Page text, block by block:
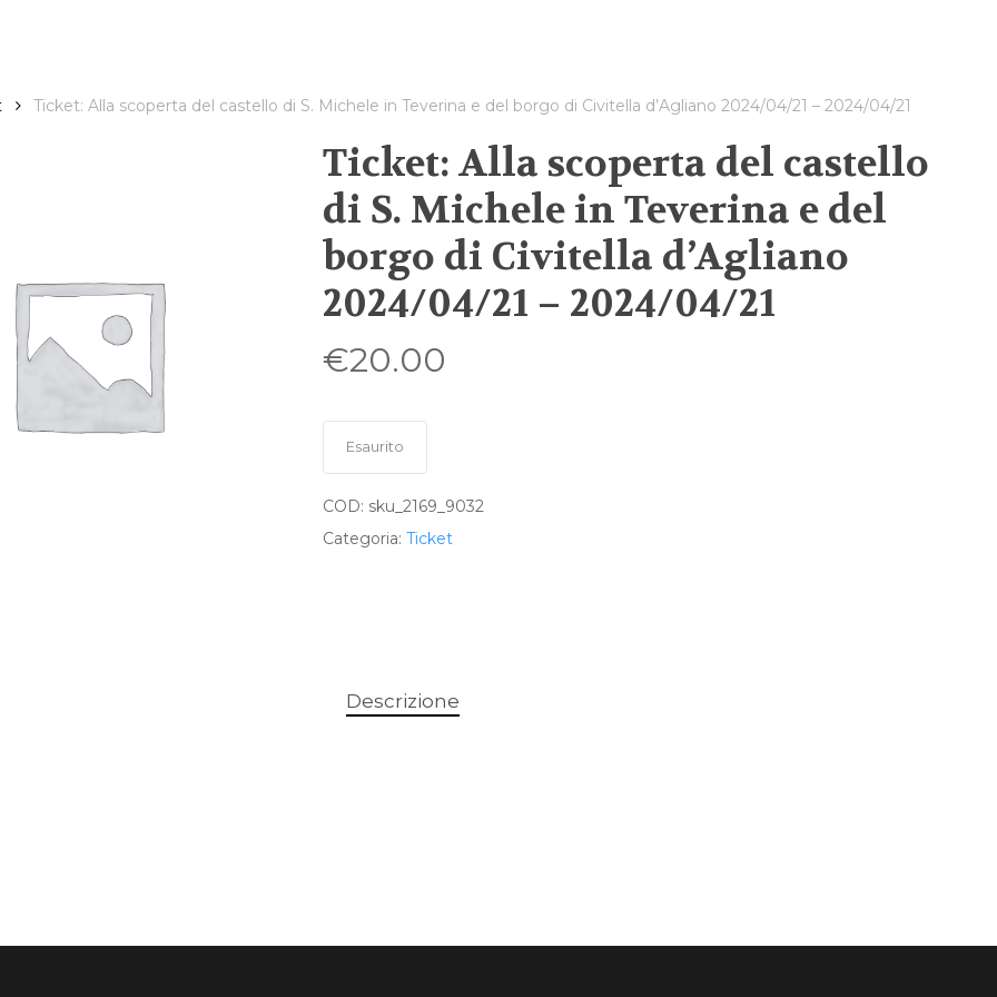
Ticket: Alla scoperta del castello di S. Michele in Teverina e del borgo di Civitella d’Agliano 2024/04/21 – 2024/04/21
Ticket: Alla scoperta del castello
di S. Michele in Teverina e del
borgo di Civitella d’Agliano
2024/04/21 – 2024/04/21
€20.00
Esaurito
COD: sku_2169_9032
Categoria:Ticket
Descrizione